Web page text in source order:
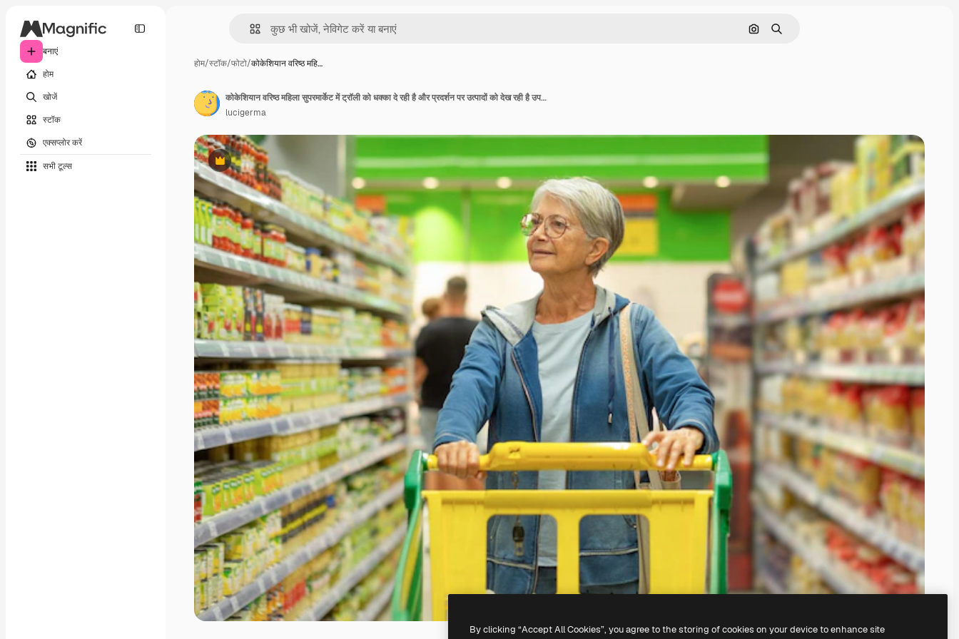
बनाएं
होम
खोजें
स्टॉक
एक्सप्लोर करें
सभी टूल्‍स
इमेज से खोजें
खोजें
होम/स्टॉक/फोटो/कोकेशियान वरिष्ठ महि…
Premium
कोकेशियान वरिष्ठ महिला सुपरमार्केट में ट्रॉली को धक्का दे रही है और प्रदर्शन पर उत्पादों को देख रही है उपभोक्ता खरीद अवधारणा
lucigerma
By clicking “Accept All Cookies”, you agree to the storing of cookies on your device to enhance site